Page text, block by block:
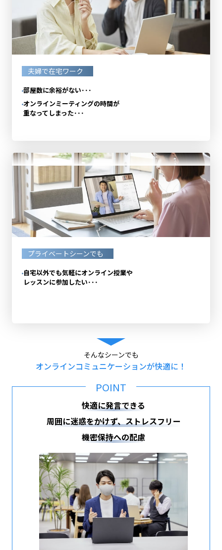
夫婦で在宅ワーク
部屋数に余裕がない･･･
オンラインミーティングの時間が
重なってしまった･･･
プライベートシーンでも
自宅以外でも気軽にオンライン授業や
レッスンに参加したい･･･
そんなシーンでも
オンラインコミュニケーションが快適に！
POINT
快適に発言できる
周囲に迷惑をかけず、ストレスフリー
機密保持への配慮